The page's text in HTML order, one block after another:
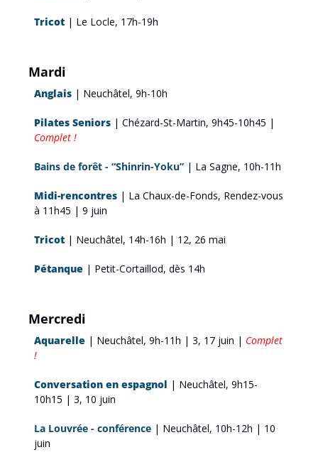
Tricot | Le Locle, 17h-19h
Mardi
Anglais | Neuchâtel, 9h-10h
Pilates Seniors
Complet !
Bains de forêt - “Shinrin-Yoku” | La Sagne, 10h-11h
Midi-rencontres | La Chaux-de-Fonds, Rendez-vous
à 11h45 | 9 juin
Tricot | Neuchâtel, 14h-16h | 12, 26 mai
Pétanque | Petit-Cortaillod, dès 14h
Mercredi
Aquarelle | Neuchâtel, 9h-11h | 3, 17 juin | Complet
!
Conversation en espagnol | Neuchâtel, 9h15-
10h15 | 3, 10 juin
La Louvrée - conférence | Neuchâtel, 10h-12h | 10
juin